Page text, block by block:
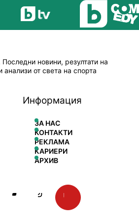
новини, резултати на
от света на спорта
Информация
ЗА НАС
КОНТАКТИ
РЕКЛАМА
КАРИЕРИ
АРХИВ